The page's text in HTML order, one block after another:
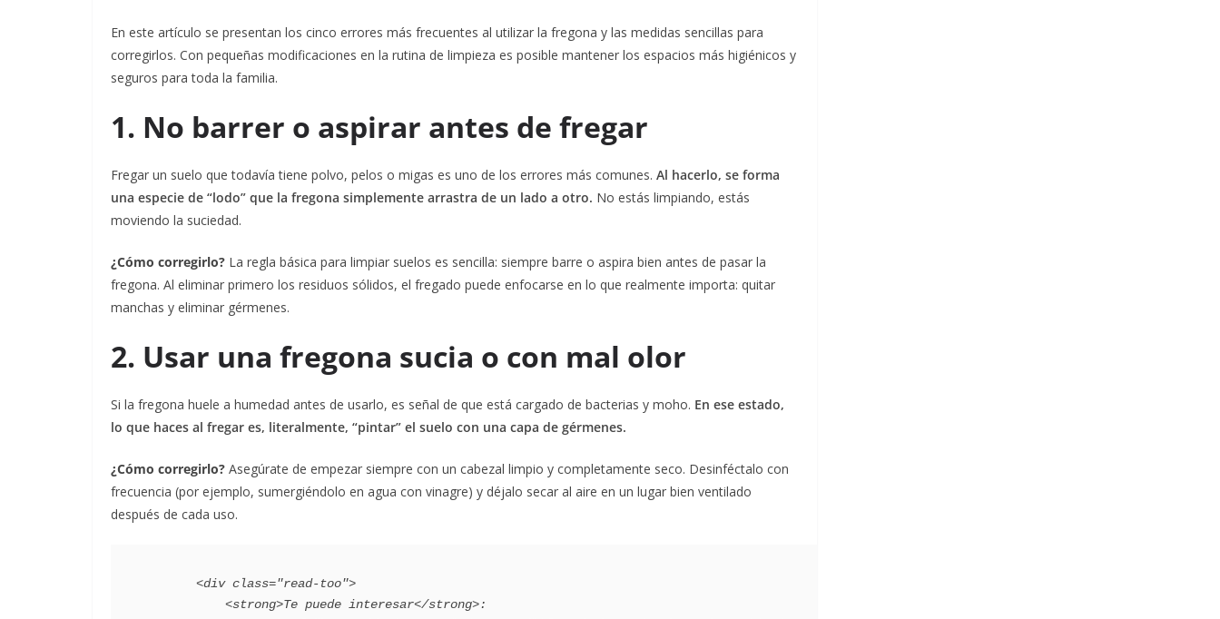
En este artículo se presentan los cinco errores más frecuentes al utilizar la fregona y las medidas sencillas para
corregirlos. Con pequeñas modificaciones en la rutina de limpieza es posible mantener los espacios más higiénicos y
seguros para toda la familia.
1. No barrer o aspirar antes de fregar
Fregar un suelo que todavía tiene polvo, pelos o migas es uno de los errores más comunes. Al hacerlo, se forma
una especie de “lodo” que la fregona simplemente arrastra de un lado a otro. No estás limpiando, estás
moviendo la suciedad.
¿Cómo corregirlo? La regla básica para limpiar suelos es sencilla: siempre barre o aspira bien antes de pasar la
fregona. Al eliminar primero los residuos sólidos, el fregado puede enfocarse en lo que realmente importa: quitar
manchas y eliminar gérmenes.
2. Usar una fregona sucia o con mal olor
Si la fregona huele a humedad antes de usarlo, es señal de que está cargado de bacterias y moho. En ese estado,
lo que haces al fregar es, literalmente, “pintar” el suelo con una capa de gérmenes.
¿Cómo corregirlo? Asegúrate de empezar siempre con un cabezal limpio y completamente seco. Desinféctalo con
frecuencia (por ejemplo, sumergiéndolo en agua con vinagre) y déjalo secar al aire en un lugar bien ventilado
después de cada uso.